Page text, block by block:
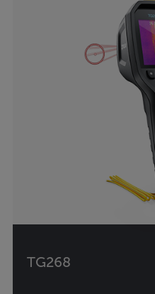
TG268